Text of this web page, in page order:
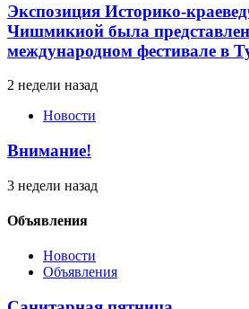
Экспозиция Историко-
Чишмикиой была
международном фестивале в
2 недели назад
Новости
Внимание!
3 недели назад
Объявления
Новости
Объявления